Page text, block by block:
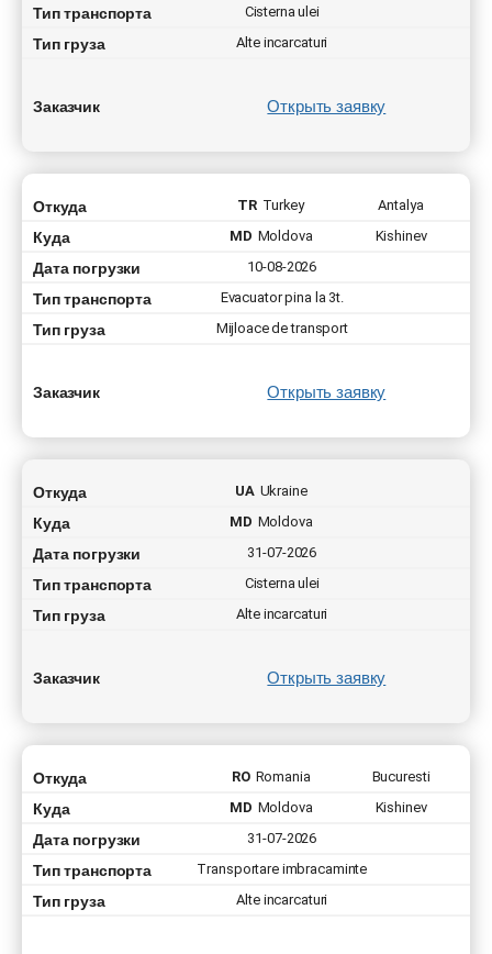
Тип транспорта Cisterna ulei
Тип груза Alte incarcaturi
Заказчик Открыть заявку
Откуда TR Turkey Antalya
Куда MD Moldova Kishinev
Дата погрузки 10-08-2026
Тип транспорта Evacuator pina la 3t.
Тип груза Mijloace de transport
Заказчик Открыть заявку
Откуда UA Ukraine
Куда MD Moldova
Дата погрузки 31-07-2026
Тип транспорта Cisterna ulei
Тип груза Alte incarcaturi
Заказчик Открыть заявку
Откуда RO Romania Bucuresti
Куда MD Moldova Kishinev
Дата погрузки 31-07-2026
Тип транспорта Transportare imbracaminte
Тип груза Alte incarcaturi